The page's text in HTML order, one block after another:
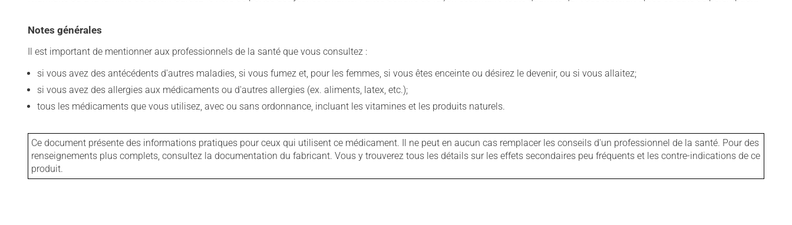
Notes générales
Il est important de mentionner aux professionnels de la santé que vous consultez :
si vous avez des antécédents d'autres maladies, si vous fumez et, pour les femmes, si vous êtes enceinte ou désirez le devenir, ou si vous allaitez;
si vous avez des allergies aux médicaments ou d'autres allergies (ex. aliments, latex, etc.);
tous les médicaments que vous utilisez, avec ou sans ordonnance, incluant les vitamines et les produits naturels.
Ce document présente des informations pratiques pour ceux qui utilisent ce médicament. Il ne peut en aucun cas remplacer les conseils d'un professionnel de la santé. Pour des
renseignements plus complets, consultez la documentation du fabricant. Vous y trouverez tous les détails sur les effets secondaires peu fréquents et les contre-indications de ce
produit.